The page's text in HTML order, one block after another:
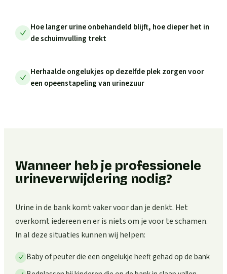
Hoe langer urine onbehandeld blijft, hoe dieper het in
de schuimvulling trekt
Herhaalde ongelukjes op dezelfde plek zorgen voor
een opeenstapeling van urinezuur
Wanneer heb je professionele
urineverwijdering nodig?
Urine in de bank komt vaker voor dan je denkt. Het
overkomt iedereen en er is niets om je voor te schamen.
In al deze situaties kunnen wij helpen:
Baby of peuter die een ongelukje heeft gehad op de bank